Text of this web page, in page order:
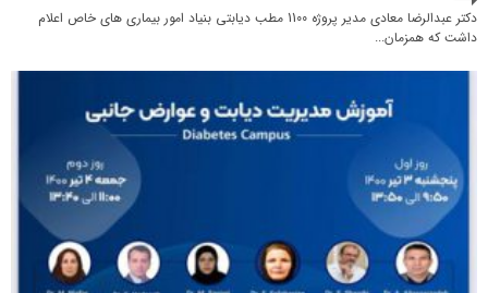
دکتر عبدالرضا معادی مدیر پروژه 1100 مطب دیابتی بنیاد امور بیماری های خاص اعلام
داشت که همزمان...